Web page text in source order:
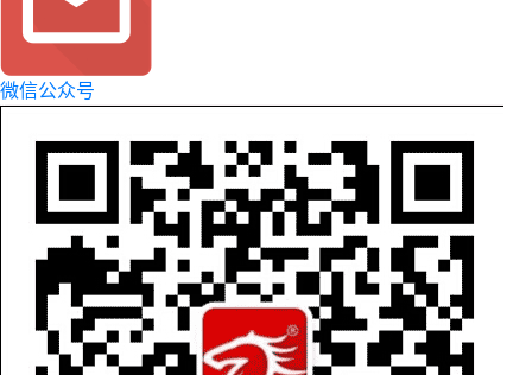
微信公众号